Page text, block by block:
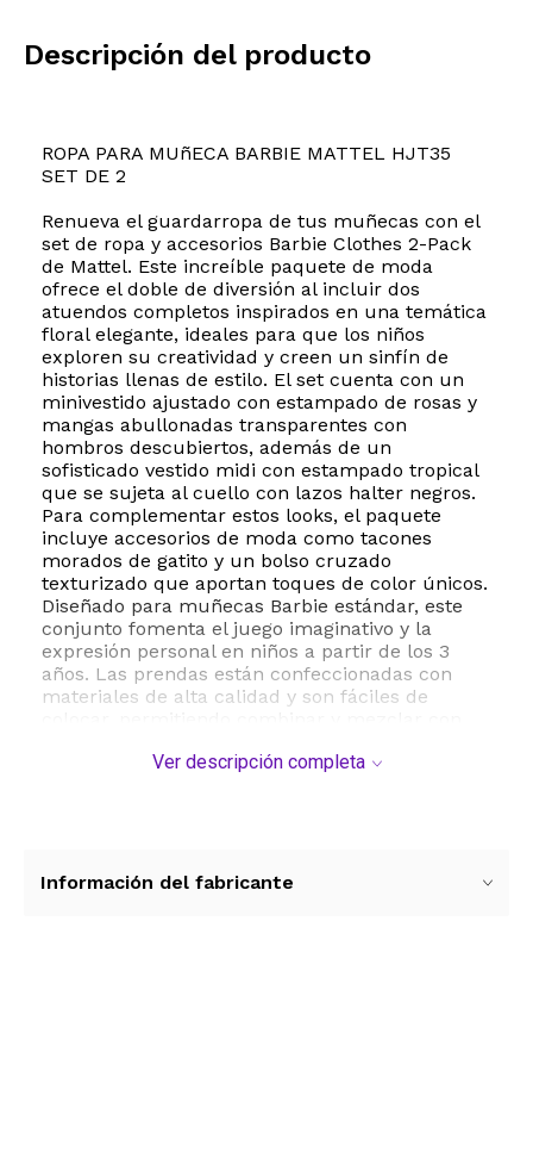
Descripción del producto
ROPA PARA MUñECA BARBIE MATTEL HJT35
SET DE 2
Renueva el guardarropa de tus muñecas con el
set de ropa y accesorios Barbie Clothes 2-Pack
de Mattel. Este increíble paquete de moda
ofrece el doble de diversión al incluir dos
atuendos completos inspirados en una temática
floral elegante, ideales para que los niños
exploren su creatividad y creen un sinfín de
historias llenas de estilo. El set cuenta con un
minivestido ajustado con estampado de rosas y
mangas abullonadas transparentes con
hombros descubiertos, además de un
sofisticado vestido midi con estampado tropical
que se sujeta al cuello con lazos halter negros.
Para complementar estos looks, el paquete
incluye accesorios de moda como tacones
morados de gatito y un bolso cruzado
texturizado que aportan toques de color únicos.
Diseñado para muñecas Barbie estándar, este
conjunto fomenta el juego imaginativo y la
expresión personal en niños a partir de los 3
años. Las prendas están confeccionadas con
materiales de alta calidad y son fáciles de
las posibilidades de juego. Es el regalo perfecto
ESTE PRODUCTO VIENE DE USA DENTRO DEL
Ver descripción completa
Información del fabricante